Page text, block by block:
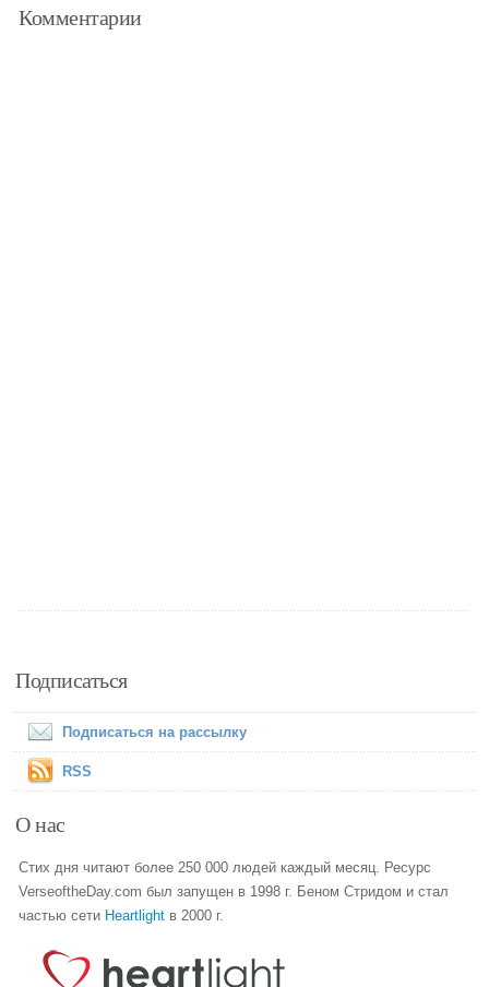
Комментарии
Подписаться
Подписаться на рассылку
RSS
О нас
Стих дня читают более 250 000 людей каждый месяц. Ресурс
VerseoftheDay.com был запущен в 1998 г. Беном Стридом и стал
частью сети Heartlight в 2000 г.